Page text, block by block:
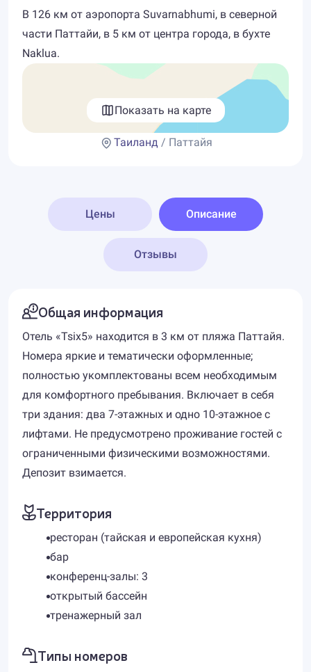
В 126 км от аэропорта Suvarnabhumi, в северной
части Паттайи, в 5 км от центра города, в бухте
Naklua.
Показать на карте
Таиланд/ Паттайя
Цены Описание
Отзывы
Общая информация
Отель «Tsix5» находится в 3 км от пляжа Паттайя.
Номера яркие и тематически оформленные;
полностью укомплектованы всем необходимым
для комфортного пребывания. Включает в себя
три здания: два 7-этажных и одно 10-этажное с
лифтами. Не предусмотрено проживание гостей с
ограниченными физическими возможностями.
Депозит взимается.
Территория
ресторан (тайская и европейская кухня)
бар
конференц-залы: 3
открытый бассейн
тренажерный зал
Типы номеров